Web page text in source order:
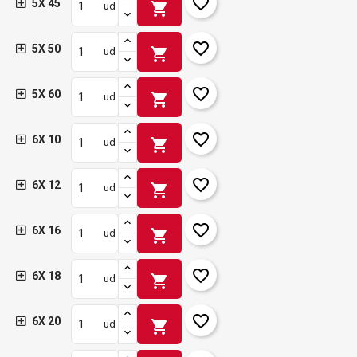
5X 45 ud shopping_cart
5X 50 ud shopping_cart favorite_border
5X 60 ud shopping_cart favorite_border
6X 10 ud shopping_cart favorite_border
6X 12 ud shopping_cart favorite_border
6X 16 ud shopping_cart favorite_border
6X 18 ud shopping_cart favorite_border
6X 20 ud shopping_cart favorite_border